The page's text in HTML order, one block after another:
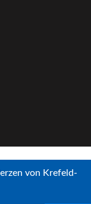
von Krefeld-